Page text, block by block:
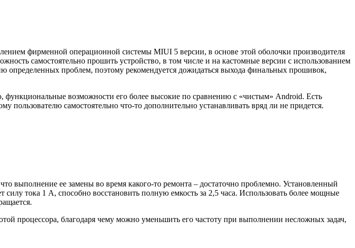
фирменной операционной системы MIUI 5 версии, в основе этой оболочки производителя
самостоятельно прошить устройство, в том числе и на кастомные версии с использованием
определенных проблем, поэтому рекомендуется дожидаться выхода финальных прошивок,
возможности его более высокие по сравнению с «чистым» Android. Есть
самостоятельно что-то дополнительно устанавливать вряд ли не придется.
выполнение ее замены во время какого-то ремонта – достаточно проблемно. Установленный
тока 1 А, способно восстановить полную емкость за 2,5 часа. Использовать более мощные
процессора, благодаря чему можно уменьшить его частоту при выполнении несложных задач,